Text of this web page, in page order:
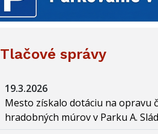
Tlačové správy
19.3.2026
Mesto získalo dotáciu na opravu
hradobných múrov v Parku A.